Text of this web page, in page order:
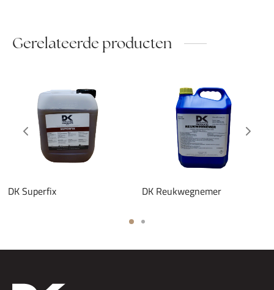
Gerelateerde producten
DK Superfix DK Reukwegnemer